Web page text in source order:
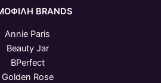
BRANDS
Annie Paris
Beauty Jar
BPerfect
Golden Rose